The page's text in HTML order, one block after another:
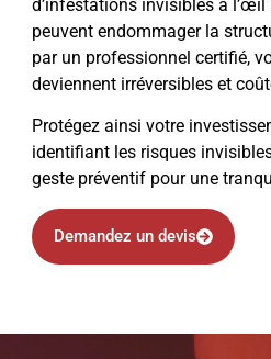
d’infestations invisibles à
peuvent endommager la
par un professionnel certifié,
deviennent irréversibles et
Protégez ainsi votre
identifiant les risques
geste préventif pour une
Demandez un devis